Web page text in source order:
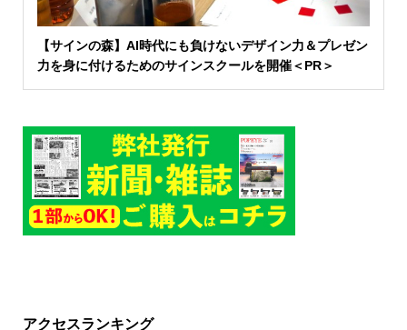
【サインの森】AI時代にも負けないデザイン力＆プレゼン
力を身に付けるためのサインスクールを開催＜PR＞
アクセスランキング